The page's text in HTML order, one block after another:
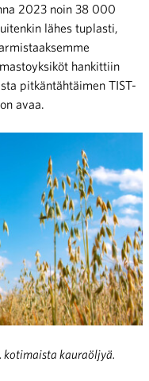
2023 noin 38 000
lähes tuplasti,
hankittiin
pitkäntähtäimen TIST-
avaa.
kotimaista kauraöljyä.